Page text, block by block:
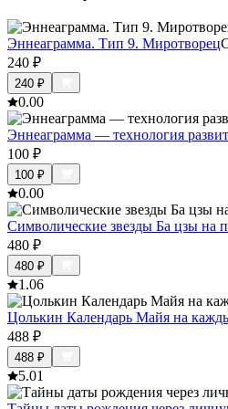
Эннеаграмма. Тип 9. Миротворец
240 ₽
240 ₽
0.00
Эннеаграмма — технология
100 ₽
100 ₽
0.00
Символические звезды Ба цзы на
480 ₽
480 ₽
1.06
Цолькин Календарь Майя на
488 ₽
488 ₽
5.01